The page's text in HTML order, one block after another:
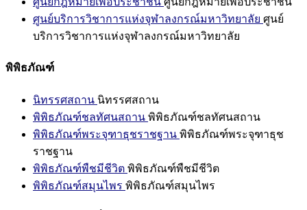
ศูนย์บริการวิชาการแห่งจุฬาลงกรณ์มหาวิทยาลัย ศูนย์
บริการวิชาการแห่งจุฬาลงกรณ์มหาวิทยาลัย
พิพิธภัณฑ์
นิทรรศสถาน นิทรรศสถาน
พิพิธภัณฑ์ชลทัศนสถาน พิพิธภัณฑ์ชลทัศนสถาน
พิพิธภัณฑ์พระจุฑาธุชราชฐาน พิพิธภัณฑ์พระจุฑาธุช
ราชฐาน
พิพิธภัณฑ์พืชมีชีวิต พิพิธภัณฑ์พืชมีชีวิต
พิพิธภัณฑ์สมุนไพร พิพิธภัณฑ์สมุนไพร